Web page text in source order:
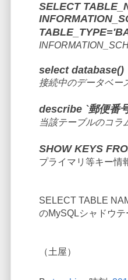
SELECT
select database()
接続中のデータベー
describe `郵便番
当該テーブルのコラ
SHOW KEYS
プライマリ等キー情
SELECT TABLE
のMySQLシャドウ
（土屋）